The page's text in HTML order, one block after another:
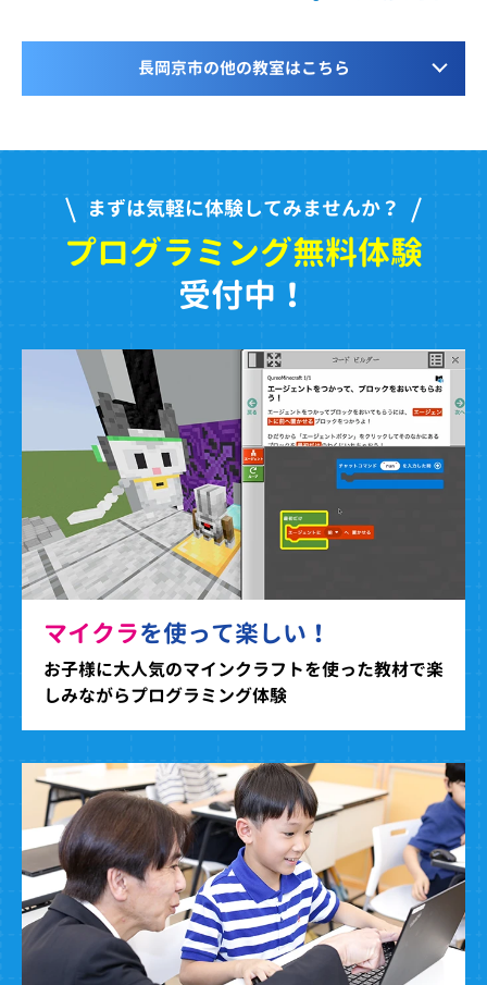
長岡京市の他の教室はこちら
まずは気軽に体験してみませんか？
プログラミング無料体験
受付中！
マイクラを使って楽しい！
お子様に大人気のマインクラフトを使った教材で楽
しみながらプログラミング体験